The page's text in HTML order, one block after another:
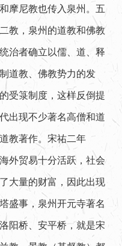
摩尼教也传入泉州。五
教，泉州的道教和佛教
治者确立以儒、道、释
道教、佛教势力的发
受箓制度，这样反倒提
出现不少著名高僧和道
教著作。宋祐二年
外贸易十分活跃，社会
大量的财富，因此出现
盛事，泉州开元寺著名
阳桥、安平桥，就是宋